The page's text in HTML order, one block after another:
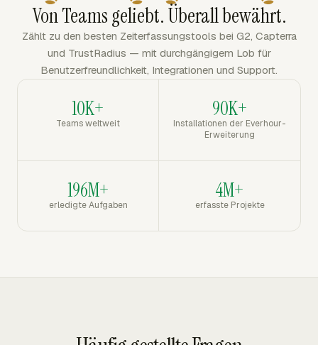
Von Teams geliebt. Überall bewährt.
Zählt zu den besten Zeiterfassungstools bei G2, Capterra
und TrustRadius — mit durchgängigem Lob für
Benutzerfreundlichkeit, Integrationen und Support.
10K+
Teams weltweit
90K+
Installationen der Everhour-
Erweiterung
196M+
erledigte Aufgaben
4M+
erfasste Projekte